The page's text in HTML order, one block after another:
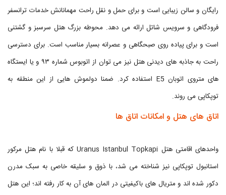
رایگان و سالن زیبایی است و برای حمل و نقل راحت مهمانانش خدمات ترانسفر
فرودگاهی و سرویس شاتل ارائه می دهد. محوطه بزرگ هتل سرسبز و گشتنی
است و برای پیاده روی صبحگاهی و عصرانه بسیار مناسب است. برای دسترسی
راحت به جاذبه های دیدنی هتل نیز می توان از اتوبوس شماره ۹۳ و یا ایستگاه
های متروی اتوبان E5 استفاده کرد. ضمنا دولموش هایی از این منطقه به
توپکاپی می روند.
اتاق های هتل و امکانات اتاق ها
واحدهای اقامتی هتل Uranus Istanbul Topkapi که قبلا با نام هتل مرکور
استانبول توپکاپی نیز شناخته می شد، با ذوق و سلیقه خاصی به سبک مدرن
دکور شده اند و متریال های باکیفیتی در المان های آن به کار رفته اند؛ این هتل